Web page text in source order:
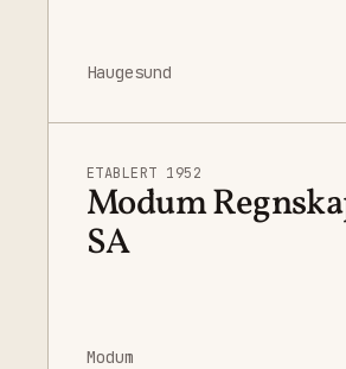
Haugesund
ETABLERT 1952
Modum
SA
Modum